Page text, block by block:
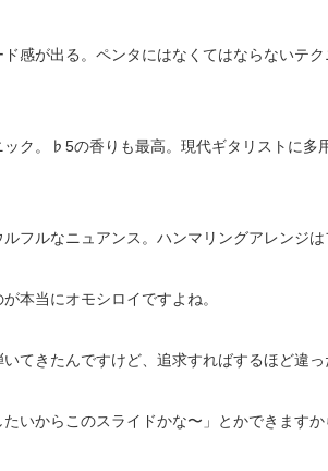
感が出る。ペンタにはなくてはならないテク
ク。♭5の香りも最高。現代ギタリストに多
フルなニュアンス。ハンマリングアレンジは
本当にオモシロイですよね。
てきたんですけど、追求すればするほど違っ
いからこのスライドかな〜」とかできますか